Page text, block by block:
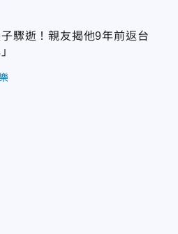
驟逝！親友揭他9年前返台